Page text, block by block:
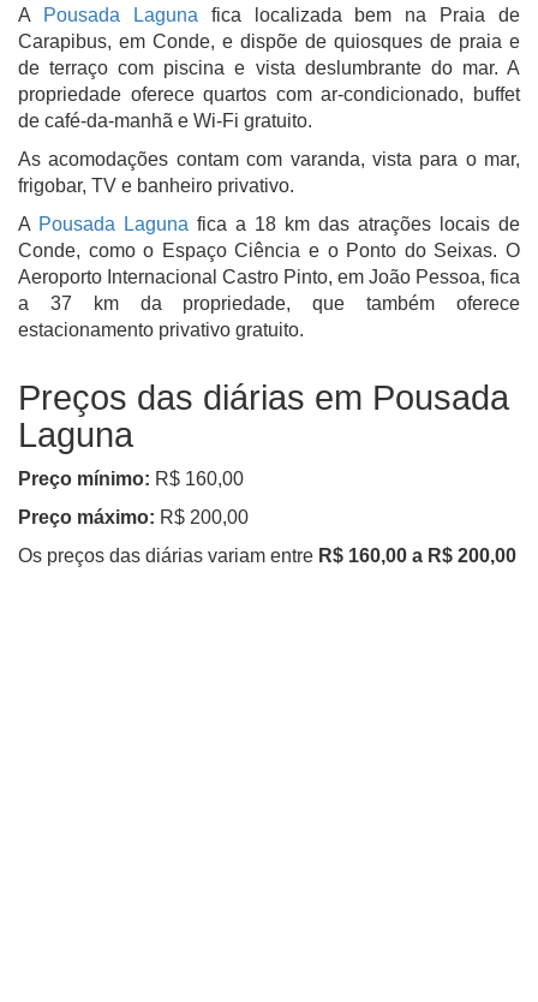
A Pousada Laguna fica localizada bem na Praia de
Carapibus, em Conde, e dispõe de quiosques de praia e
de terraço com piscina e vista deslumbrante do mar. A
propriedade oferece quartos com ar-condicionado, buffet
de café-da-manhã e Wi-Fi gratuito.
As acomodações contam com varanda, vista para o mar,
frigobar, TV e banheiro privativo.
A Pousada Laguna fica a 18 km das atrações locais de
Conde, como o Espaço Ciência e o Ponto do Seixas. O
Aeroporto Internacional Castro Pinto, em João Pessoa, fica
a 37 km da propriedade, que também oferece
estacionamento privativo gratuito.
Preços das diárias em Pousada
Laguna
Preço mínimo: R$ 160,00
Preço máximo: R$ 200,00
Os preços das diárias variam entre R$ 160,00 a R$ 200,00